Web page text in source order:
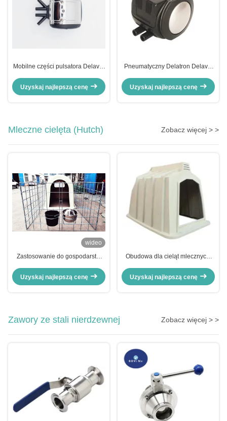
Mobilne części pulsatora Delaval
Uzyskaj najlepszą cenę
Pneumatyczny Delatron Delaval
Uzyskaj najlepszą cenę
Mleczne cielęta (Hutch) Zobacz więcej > >
wideo
Zastosowanie do gospodarstw
Plastic Calf House 8 mm grubość
Uzyskaj najlepszą cenę
Obudowa dla cieląt mlecznych,
kojec dla cieląt, materiał
polietylen PE, grubość 5 mm
Uzyskaj najlepszą cenę
Zawory ze stali nierdzewnej Zobacz więcej > >